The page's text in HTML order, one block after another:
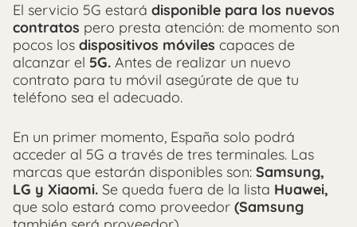
El servicio 5G estará disponible para los nuevos
contratos pero presta atención: de momento son
pocos los dispositivos móviles capaces de
alcanzar el 5G. Antes de realizar un nuevo
contrato para tu móvil asegúrate de que tu
teléfono sea el adecuado.
En un primer momento, España solo podrá
acceder al 5G a través de tres terminales. Las
marcas que estarán disponibles son: Samsung,
LG y Xiaomi. Se queda fuera de la lista Huawei,
que solo estará como proveedor (Samsung